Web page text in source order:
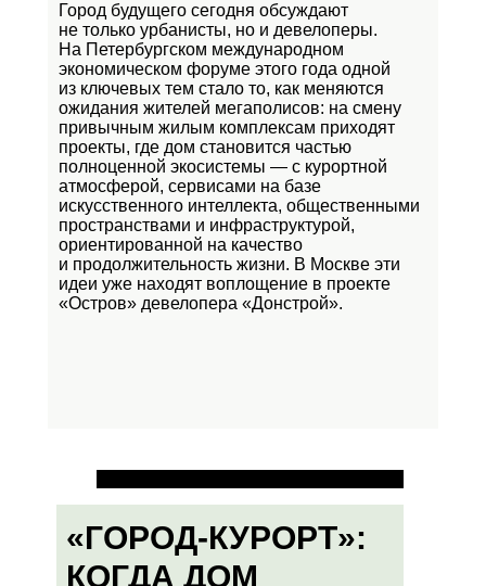
Город будущего сегодня обсуждают
не только урбанисты, но и девелоперы.
На Петербургском международном
экономическом форуме этого года одной
из ключевых тем стало то, как меняются
ожидания жителей мегаполисов: на смену
привычным жилым комплексам приходят
проекты, где дом становится частью
полноценной экосистемы — с курортной
атмосферой, сервисами на базе
искусственного интеллекта, общественными
пространствами и инфраструктурой,
ориентированной на качество
и продолжительность жизни. В Москве эти
идеи уже находят воплощение в проекте
«Остров» девелопера «Донстрой».
«ГОРОД-КУРОРТ»:
КОГДА ДОМ